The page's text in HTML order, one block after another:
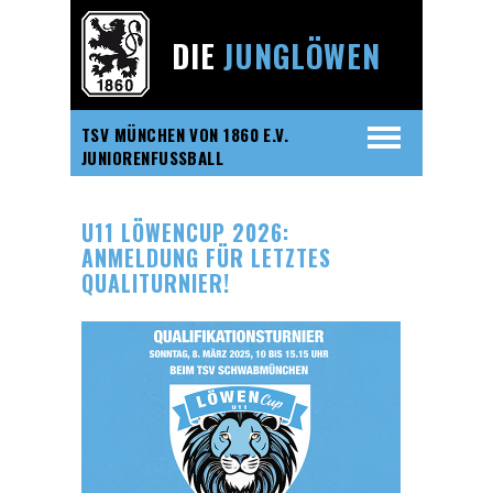
TSV MÜNCHEN VON 1860 E.V.
JUNIORENFUSSBALL
DIEJUNGLÖWEN
U11 LÖWENCUP 2026:
ANMELDUNG FÜR LETZTES
QUALITURNIER!